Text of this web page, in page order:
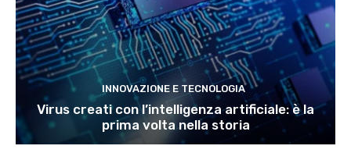
INNOVAZIONE E TECNOLOGIA
Virus creati con l’intelligenza artificiale: è la
prima volta nella storia